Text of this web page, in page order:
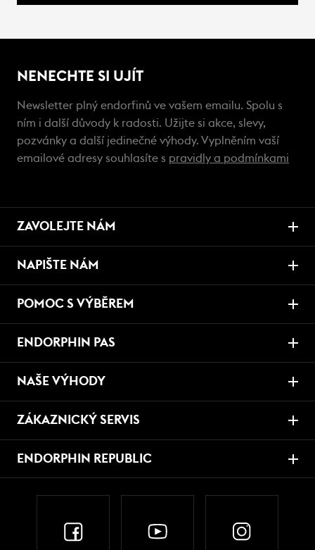
NENECHTE SI UJÍT
Newsletter plný endorfinů ve vašem emailu. Spolu s
ním i další důvody k radosti. Užijte si akce, slevy,
pozvánky a další jedinečné výhody. Vyplněním vaší
emailové adresy souhlasíte s pravidly a podmínkami
ZAVOLEJTE NÁM
NAPIŠTE NÁM
POMOC S VÝBĚREM
ENDORPHIN PAS
NAŠE VÝHODY
ZÁKAZNICKÝ SERVIS
ENDORPHIN REPUBLIC